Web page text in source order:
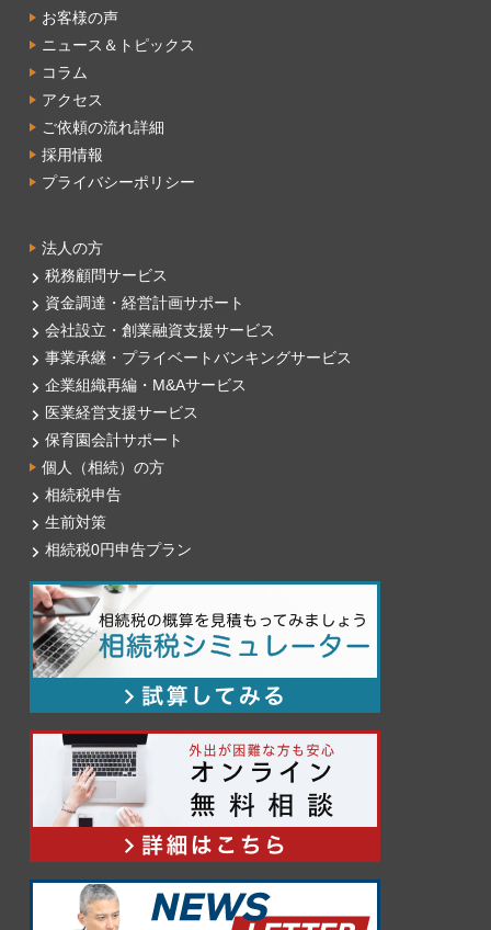
お客様の声
ニュース＆トピックス
コラム
アクセス
ご依頼の流れ詳細
採用情報
プライバシーポリシー
法人の方
税務顧問サービス
資金調達・経営計画サポート
会社設立・創業融資支援サービス
事業承継・プライベートバンキングサービス
企業組織再編・M&Aサービス
医業経営支援サービス
保育園会計サポート
個人（相続）の方
相続税申告
生前対策
相続税0円申告プラン